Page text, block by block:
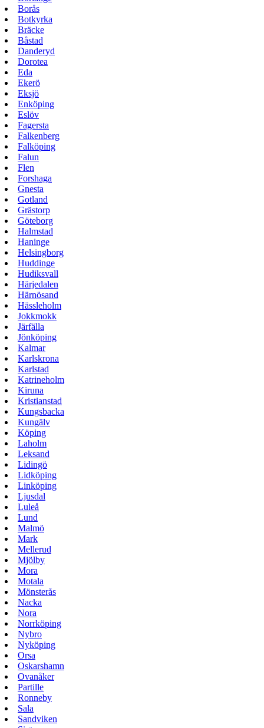
Borås
Botkyrka
Bräcke
Båstad
Danderyd
Dorotea
Eda
Ekerö
Eksjö
Enköping
Eslöv
Fagersta
Falkenberg
Falköping
Falun
Flen
Forshaga
Gnesta
Gotland
Grästorp
Göteborg
Halmstad
Haninge
Helsingborg
Huddinge
Hudiksvall
Härjedalen
Härnösand
Hässleholm
Jokkmokk
Järfälla
Jönköping
Kalmar
Karlskrona
Karlstad
Katrineholm
Kiruna
Kristianstad
Kungsbacka
Kungälv
Köping
Laholm
Leksand
Lidingö
Lidköping
Linköping
Ljusdal
Luleå
Lund
Malmö
Mark
Mellerud
Mjölby
Mora
Motala
Mönsterås
Nacka
Nora
Norrköping
Nybro
Nyköping
Orsa
Oskarshamn
Ovanåker
Partille
Ronneby
Sala
Sandviken